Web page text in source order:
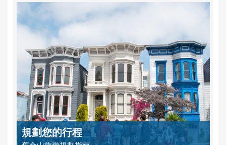
規劃您的行程